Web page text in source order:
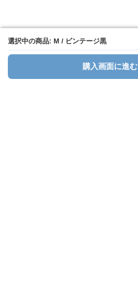
選択中の商品: M / ビンテージ黒
購入画面に進む
選択中の商品: M / ビンテージ黒
購入画面に進む